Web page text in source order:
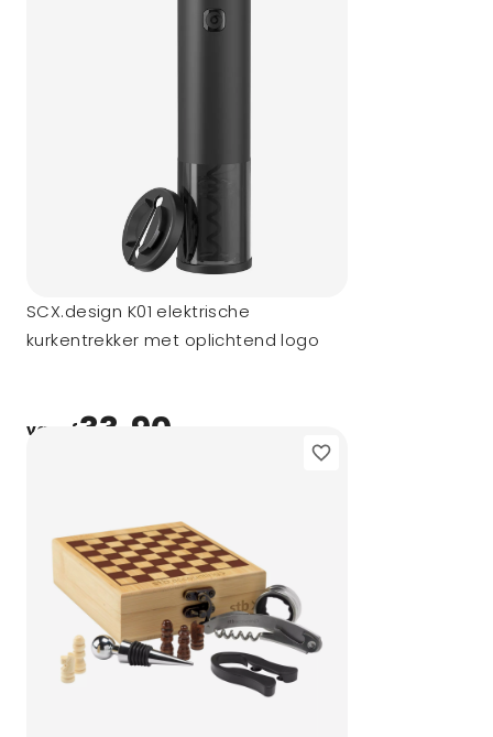
SCX.design K01 elektrische
kurkentrekker met oplichtend logo
vanaf33,90